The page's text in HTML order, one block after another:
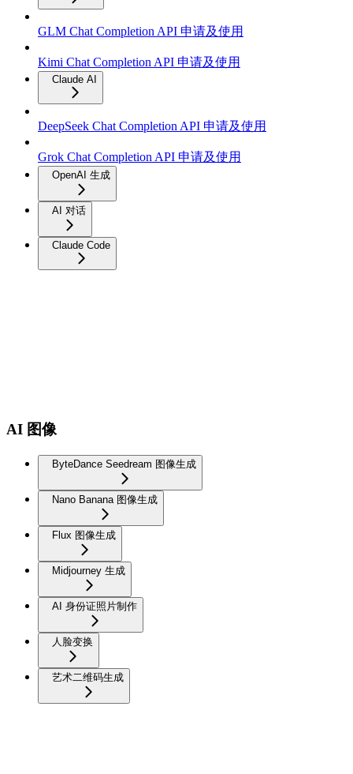
GLM Chat Completion API 申请及使用
Kimi Chat Completion API 申请及使用
Claude AI
DeepSeek Chat Completion API 申请及使用
Grok Chat Completion API 申请及使用
OpenAI 生成
AI 对话
Claude Code
AI 图像
ByteDance Seedream 图像生成
Nano Banana 图像生成
Flux 图像生成
Midjourney 生成
AI 身份证照片制作
人脸变换
艺术二维码生成